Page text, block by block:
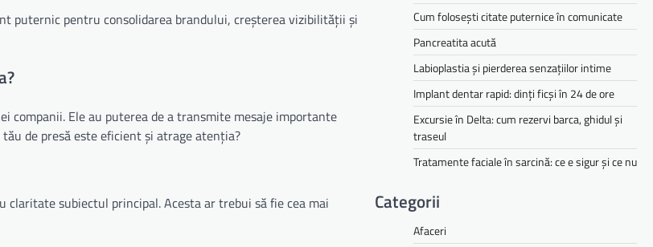
puternic pentru consolidarea brandului, creșterea vizibilității și
companii. Ele au puterea de a transmite mesaje importante
de presă este eficient și atrage atenția?
subiectul principal. Acesta ar trebui să fie cea mai
Cum folosești citate puternice în comunicate
Pancreatita acută
Labioplastia și pierderea senzațiilor intime
Implant dentar rapid: dinți ficși în 24 de ore
Excursie în Delta: cum rezervi barca, ghidul și
traseul
Tratamente faciale în sarcină: ce e sigur și ce nu
Categorii
Afaceri